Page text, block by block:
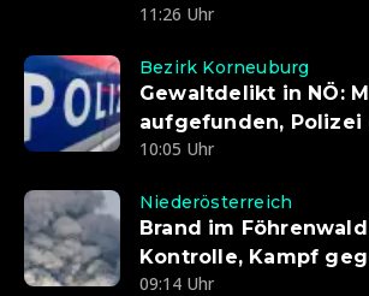
11:26 Uhr
Bezirk Korneuburg
Gewaltdelikt in NÖ:
aufgefunden,
10:05 Uhr
Niederösterreich
Brand im
Kontrolle, Kampf
09:14 Uhr